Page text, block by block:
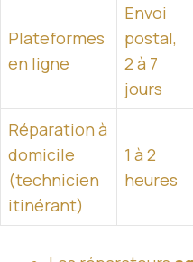
Plateformes
en ligne
Envoi
postal,
2 à 7
jours
Réparation à
domicile
(technicien
itinérant)
1 à 2
heures